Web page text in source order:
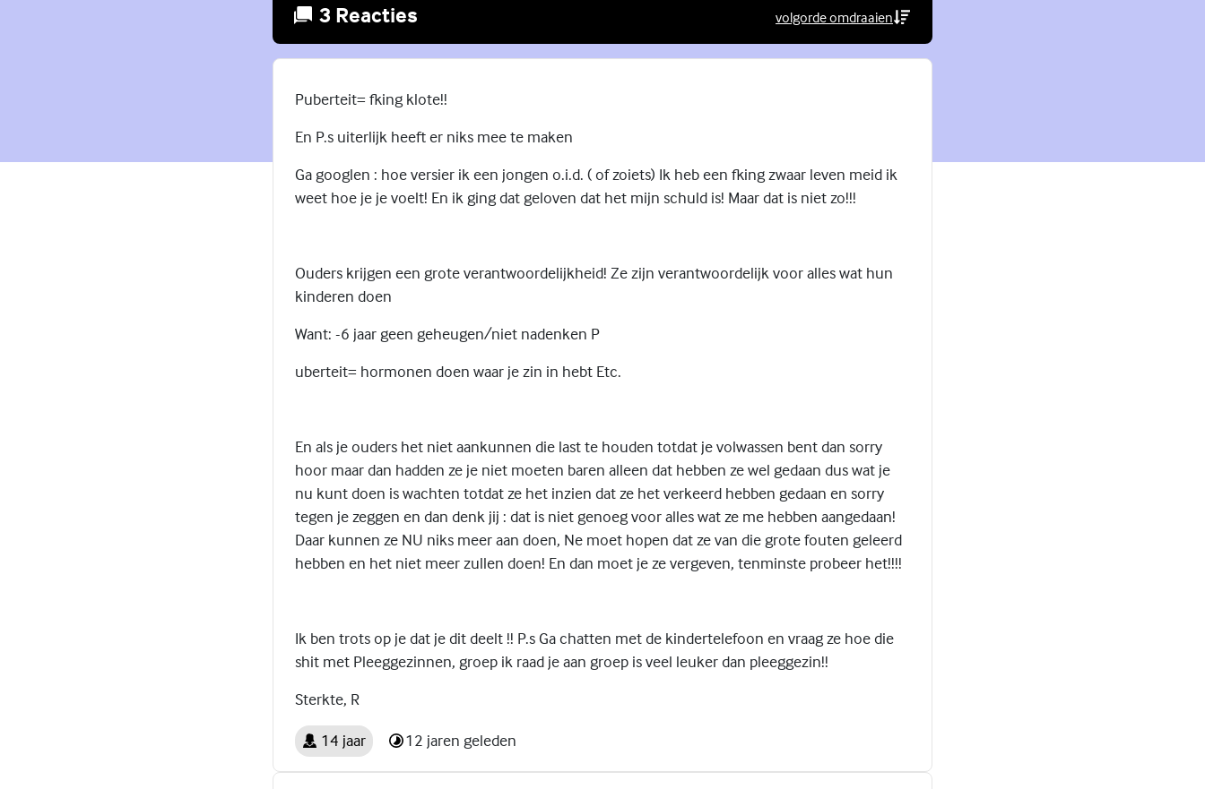
3 Reacties volgorde omdraaien
(Externe link)
Puberteit= fking klote!!
En P.s uiterlijk heeft er niks mee te maken
Ga googlen : hoe versier ik een jongen o.i.d. ( of zoiets) Ik heb een fking zwaar leven meid ik
weet hoe je je voelt! En ik ging dat geloven dat het mijn schuld is! Maar dat is niet zo!!!
Ouders krijgen een grote verantwoordelijkheid! Ze zijn verantwoordelijk voor alles wat hun
kinderen doen
Want: -6 jaar geen geheugen/niet nadenken P
uberteit= hormonen doen waar je zin in hebt Etc.
En als je ouders het niet aankunnen die last te houden totdat je volwassen bent dan sorry
hoor maar dan hadden ze je niet moeten baren alleen dat hebben ze wel gedaan dus wat je
nu kunt doen is wachten totdat ze het inzien dat ze het verkeerd hebben gedaan en sorry
tegen je zeggen en dan denk jij : dat is niet genoeg voor alles wat ze me hebben aangedaan!
Daar kunnen ze NU niks meer aan doen, Ne moet hopen dat ze van die grote fouten geleerd
hebben en het niet meer zullen doen! En dan moet je ze vergeven, tenminste probeer het!!!!
Ik ben trots op je dat je dit deelt !! P.s Ga chatten met de kindertelefoon en vraag ze hoe die
shit met Pleeggezinnen, groep ik raad je aan groep is veel leuker dan pleeggezin!!
Sterkte, R
14 jaar 12 jaren geleden